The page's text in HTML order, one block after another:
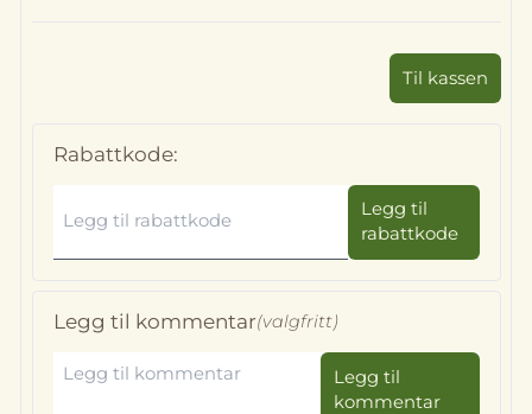
Til kassen
Rabattkode:
Legg til
rabattkode
Legg til kommentar(valgfritt)
Legg til
kommentar